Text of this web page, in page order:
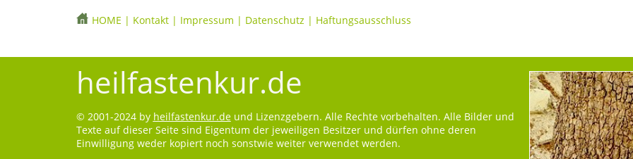
HOME | Kontakt| Impressum | Datenschutz | Haftungsausschluss
heilfastenkur.de
© 2001-2024 by heilfastenkur.deund Lizenzgebern. Alle Rechte vorbehalten. Alle Bilder und
Texte auf dieser Seite sind Eigentum der jeweiligen Besitzer und dürfen ohne deren
Einwilligung weder kopiert noch sonstwie weiter verwendet werden.